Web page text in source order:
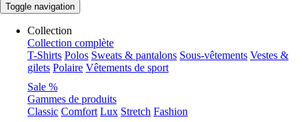
Toggle navigation
Collection
Collection complète
T-Shirts Polos Sweats & pantalons Sous-vêtements Vestes &
gilets Polaire Vêtements de sport
Sale %
Gammes de produits
Classic Comfort Lux Stretch Fashion